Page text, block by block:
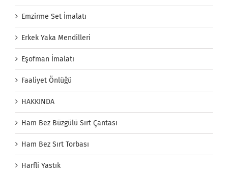
Emzirme Set İmalatı
Erkek Yaka Mendilleri
Eşofman İmalatı
Faaliyet Önlüğü
HAKKINDA
Ham Bez Büzgülü Sırt Çantası
Ham Bez Sırt Torbası
Harfli Yastık